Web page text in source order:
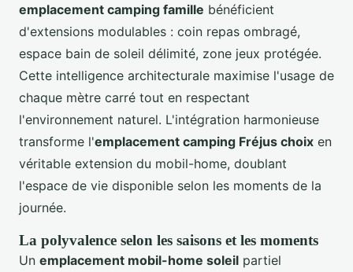
emplacement camping famille bénéficient
d'extensions modulables : coin repas ombragé,
espace bain de soleil délimité, zone jeux protégée.
Cette intelligence architecturale maximise l'usage de
chaque mètre carré tout en respectant
l'environnement naturel. L'intégration harmonieuse
transforme l'emplacement camping Fréjus choix en
véritable extension du mobil-home, doublant
l'espace de vie disponible selon les moments de la
journée.
La polyvalence selon les saisons et les moments
Un emplacement mobil-home soleil partiel